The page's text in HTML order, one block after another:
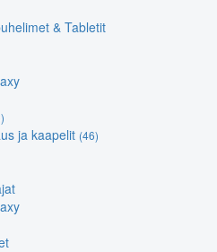
& Tabletit
ja kaapelit (46)